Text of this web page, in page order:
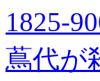
1825-
蔦代が